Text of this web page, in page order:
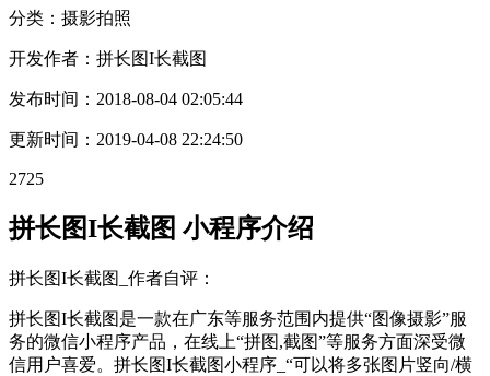
分类：摄影拍照
开发作者： 拼长图I长截图
发布时间： 2018-08-04 02:05:44
更新时间： 2019-04-08 22:24:50
2725
拼长图I长截图 小程序介绍
拼长图I长截图_作者自评：
拼长图I长截图是一款在广东等服务范围内提供“图像摄影”服
务的微信小程序产品，在线上“拼图,截图”等服务方面深受微
信用户喜爱。拼长图I长截图小程序_“可以将多张图片竖向/横